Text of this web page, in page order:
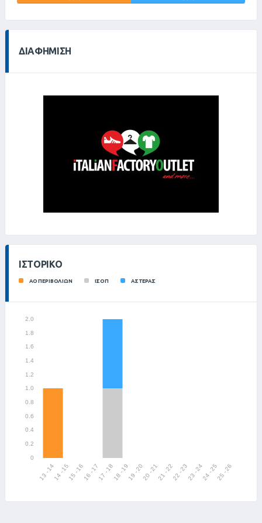
ΔΙΑΦΉΜΙΣΗ
ΙΣΤΟΡΙΚΌ
ΑΟ ΠΕΡΙΒΟΛΙΩΝ ΙΣΟΠ ΑΣΤΕΡΑΣ